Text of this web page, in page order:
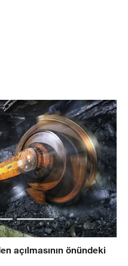
açılmasının önündeki